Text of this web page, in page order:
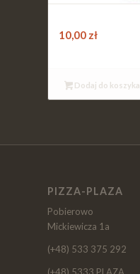
10,00 zł
Dodaj do koszyka
PIZZA-PLAZA
Pobierowo
Mickiewicza 1a
(+48) 533 375 292